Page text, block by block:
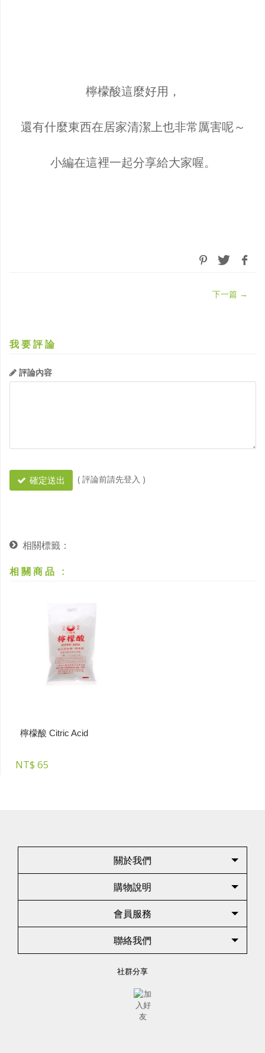
檸檬酸這麼好用，
還有什麼東西在居家清潔上也非常厲害呢～
小編在這裡一起分享給大家喔。
下一篇 →
我要評論
評論內容
確定送出 ( 評論前請先登入 )
相關標籤 ：
相關商品 :
檸檬酸 Citric Acid
NT$ 65
關於我們
購物說明
會員服務
聯絡我們
社群分享